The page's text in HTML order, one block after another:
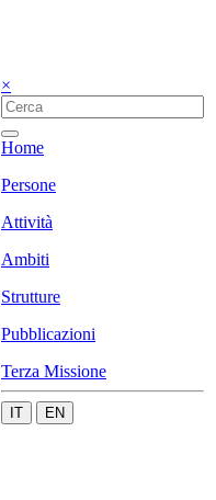
×
Home
Persone
Attività
Ambiti
Strutture
Pubblicazioni
Terza Missione
IT EN